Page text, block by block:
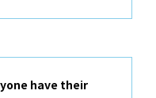
have their